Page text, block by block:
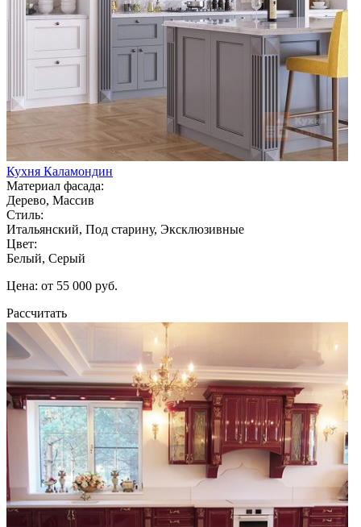
Кухня Каламондин
Материал фасада:
Дерево, Массив
Стиль:
Итальянский, Под старину, Эксклюзивные
Цвет:
Белый, Серый
Цена: от 55 000 руб.
Рассчитать